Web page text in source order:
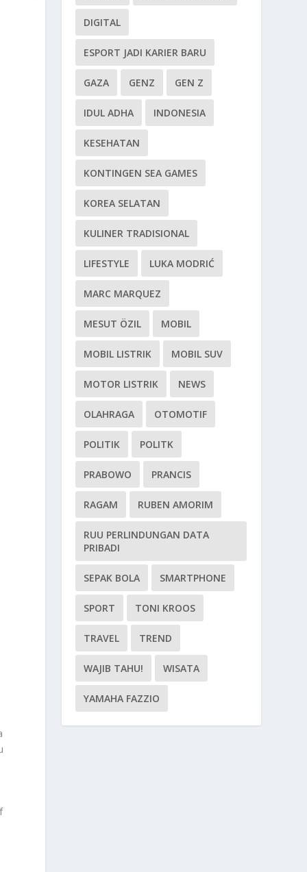
DIGITAL
ESPORT JADI KARIER BARU
GAZA GENZ GEN Z
IDUL ADHA INDONESIA
KESEHATAN
KONTINGEN SEA GAMES
KOREA SELATAN
KULINER TRADISIONAL
LIFESTYLE LUKA MODRIĆ
MARC MARQUEZ
MESUT ÖZIL MOBIL
MOBIL LISTRIK MOBIL SUV
MOTOR LISTRIK NEWS
OLAHRAGA OTOMOTIF
POLITIK POLITK
PRABOWO PRANCIS
RAGAM RUBEN AMORIM
RUU PERLINDUNGAN DATA
PRIBADI
SEPAK BOLA SMARTPHONE
SPORT TONI KROOS
TRAVEL TREND
WAJIB TAHU! WISATA
YAMAHA FAZZIO